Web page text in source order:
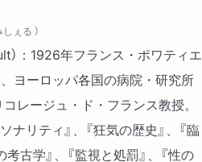
ぇる ）
）：1926年フランス・ポワティエ
ヨーロッパ各国の病院・研究所
レージュ・ド・フランス教授。
リティ』、『狂気の歴史』、『臨
古学』、『監視と処罰』、『性の